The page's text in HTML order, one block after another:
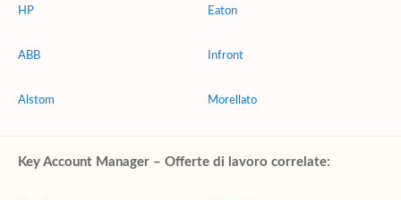
HP
ABB
Alstom
Eaton
Infront
Morellato
Key Account Manager – Offerte di lavoro correlate: